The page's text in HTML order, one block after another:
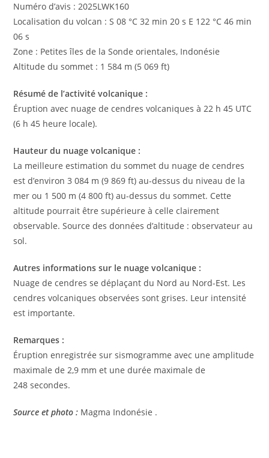
Numéro d’avis : 2025LWK160
Localisation du volcan : S 08 °C 32 min 20 s E 122 °C 46 min
06 s
Zone : Petites îles de la Sonde orientales, Indonésie
Altitude du sommet : 1 584 m (5 069 ft)
Résumé de l’activité volcanique :
Éruption avec nuage de cendres volcaniques à 22 h 45 UTC
(6 h 45 heure locale).
Hauteur du nuage volcanique :
La meilleure estimation du sommet du nuage de cendres
est d’environ 3 084 m (9 869 ft) au-dessus du niveau de la
mer ou 1 500 m (4 800 ft) au-dessus du sommet. Cette
altitude pourrait être supérieure à celle clairement
observable. Source des données d’altitude : observateur au
sol.
Autres informations sur le nuage volcanique :
Nuage de cendres se déplaçant du Nord au Nord-Est. Les
cendres volcaniques observées sont grises. Leur intensité
est importante.
Remarques :
Éruption enregistrée sur sismogramme avec une amplitude
maximale de 2,9 mm et une durée maximale de
248 secondes.
Source et photo : Magma Indonésie .